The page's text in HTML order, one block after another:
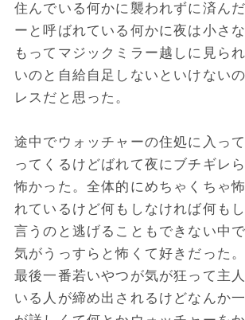
住んでいる何かに襲われずに済ん
ーと呼ばれている何かに夜は小さ
もってマジックミラー越しに見ら
いのと自給自足しないといけない
レスだと思った。
途中でウォッチャーの住処に入っ
ってくるけどばれて夜にブチギレ
怖かった。全体的にめちゃくちゃ
れているけど何もしなければ何も
言うのと逃げることもできない中
気がうっすらと怖くて好きだった。
最後一番若いやつが気が狂って主
いる人が締め出されるけどなんか